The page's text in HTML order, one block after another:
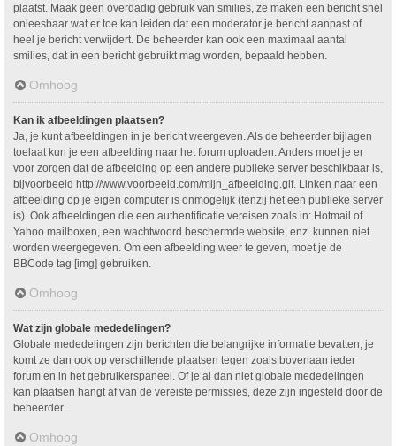
plaatst. Maak geen overdadig gebruik van smilies, ze maken een bericht snel
onleesbaar wat er toe kan leiden dat een moderator je bericht aanpast of
heel je bericht verwijdert. De beheerder kan ook een maximaal aantal
smilies, dat in een bericht gebruikt mag worden, bepaald hebben.
Omhoog
Kan ik afbeeldingen plaatsen?
Ja, je kunt afbeeldingen in je bericht weergeven. Als de beheerder bijlagen
toelaat kun je een afbeelding naar het forum uploaden. Anders moet je er
voor zorgen dat de afbeelding op een andere publieke server beschikbaar is,
bijvoorbeeld http://www.voorbeeld.com/mijn_afbeelding.gif. Linken naar een
afbeelding op je eigen computer is onmogelijk (tenzij het een publieke server
is). Ook afbeeldingen die een authentificatie vereisen zoals in: Hotmail of
Yahoo mailboxen, een wachtwoord beschermde website, enz. kunnen niet
worden weergegeven. Om een afbeelding weer te geven, moet je de
BBCode tag [img] gebruiken.
Omhoog
Wat zijn globale mededelingen?
Globale mededelingen zijn berichten die belangrijke informatie bevatten, je
komt ze dan ook op verschillende plaatsen tegen zoals bovenaan ieder
forum en in het gebruikerspaneel. Of je al dan niet globale mededelingen
kan plaatsen hangt af van de vereiste permissies, deze zijn ingesteld door de
beheerder.
Omhoog